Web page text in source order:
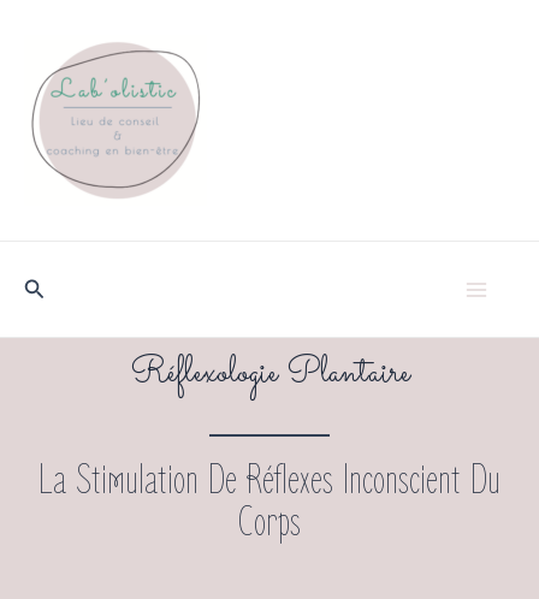
contenu
Rechercher
Réflexologie Plantaire
La Stimulation De Réflexes Inconscient Du
Corps